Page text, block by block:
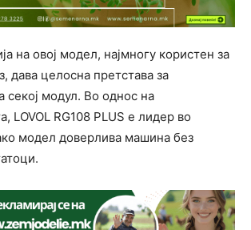
на овој модел, најмногу користен за
дава целосна претстава за
секој модул. Во однос на
LOVOL RG108 PLUS е лидер во
модел доверлива машина без